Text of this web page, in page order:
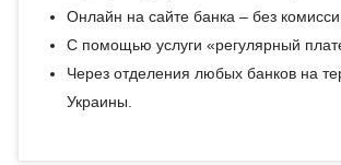
Онлайн на сайте банка – без
С помощью услуги «регулярный
Через отделения любых банков на
Украины.